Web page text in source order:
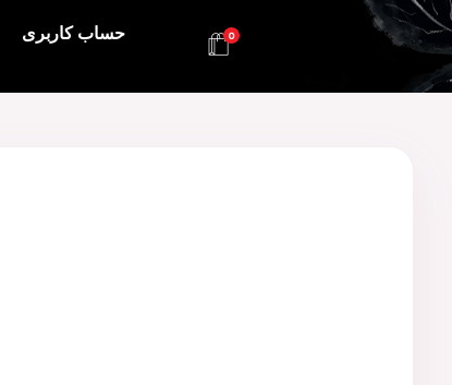
حساب کاربری
0